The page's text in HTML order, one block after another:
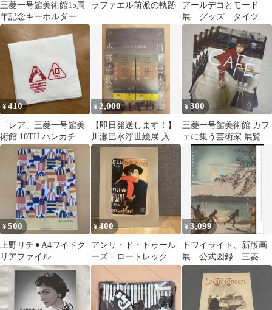
三菱一号館美術館15周
年記念キーホルダー
ラファエル前派の軌跡
アールデコとモード
展 グッズ タイツ
三菱一号館美術館
¥410
「レア」三菱一号館美
術館 10TH ハンカチ
¥2,000
【即日発送します！】
川瀬巴水浮世絵展 入場
券 2枚セット 三菱一号
館美術館
¥300
三菱一号館美術館 カフ
ェに集う芸術家 展覧会
チラシ 5枚セット
¥500
上野リチ⚫︎A4ワイドク
リアファイル
¥400
アンリ・ド・トゥール
ーズ＝ロートレック ポ
ストカード
¥3,099
トワイライト、新版画
展 公式図録 三菱一
号館美術館 小林清親
から川瀬巴水まで